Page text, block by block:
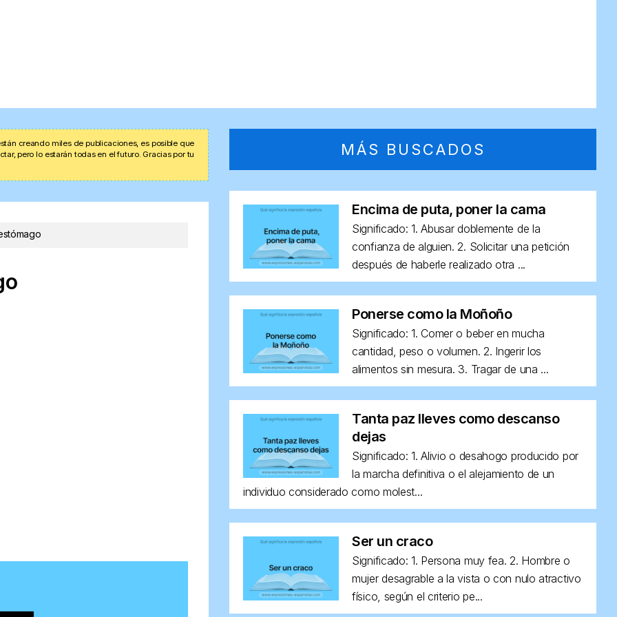
creando miles de publicaciones, es posible que
pero lo estarán todas en el futuro. Gracias por tu
MÁS BUSCADOS
Encima de puta, poner la cama
Significado: 1. Abusar doblemente de la
confianza de alguien. 2. Solicitar una petición
después de haberle realizado otra ...
Ponerse como la Moñoño
Significado: 1. Comer o beber en mucha
cantidad, peso o volumen. 2. Ingerir los
alimentos sin mesura. 3. Tragar de una ...
Tanta paz lleves como descanso
dejas
Significado: 1. Alivio o desahogo producido por
la marcha definitiva o el alejamiento de un
individuo considerado como molest...
Ser un craco
Significado: 1. Persona muy fea. 2. Hombre o
mujer desagrable a la vista o con nulo atractivo
físico, según el criterio pe...